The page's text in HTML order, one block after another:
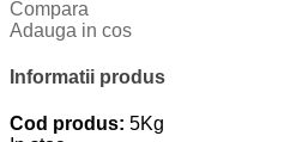
Compara
Adauga in cos
Informatii produs
Cod produs: 5Kg